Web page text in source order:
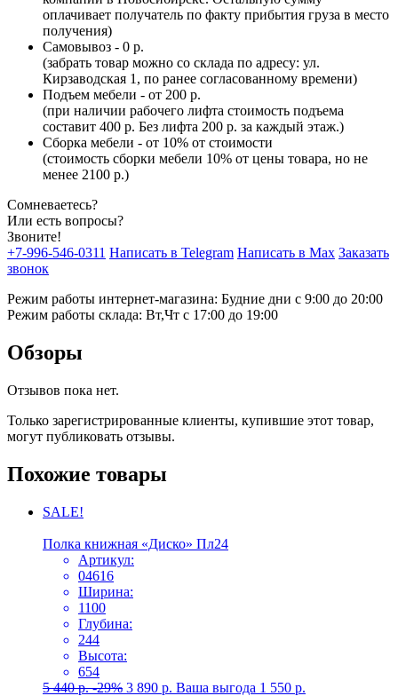
оплачивает получатель по факту прибытия груза в место
получения)
Самовывоз - 0 р.
(забрать товар можно со склада по адресу: ул.
Кирзаводская 1, по ранее согласованному времени)
Подъем мебели - от 200 р.
(при наличии рабочего лифта стоимость подъема
составит 400 р. Без лифта 200 р. за каждый этаж.)
Сборка мебели - от 10% от стоимости
(стоимость сборки мебели 10% от цены товара, но не
менее 2100 р.)
Сомневаетесь?
Или есть вопросы?
Звоните!
+7-996-546-0311 Написать в Telegram Написать в Max Заказать
звонок
Режим работы интернет-магазина: Будние дни с 9:00 до 20:00
Режим работы склада: Вт,Чт с 17:00 до 19:00
Обзоры
Отзывов пока нет.
Только зарегистрированные клиенты, купившие этот товар,
могут публиковать отзывы.
Похожие товары
SALE!
Полка книжная «Диско» Пл24
Артикул:
04616
Ширина:
1100
Глубина:
244
Высота:
654
5 440р. -29% 3 890 р. Ваша выгода 1 550 р.